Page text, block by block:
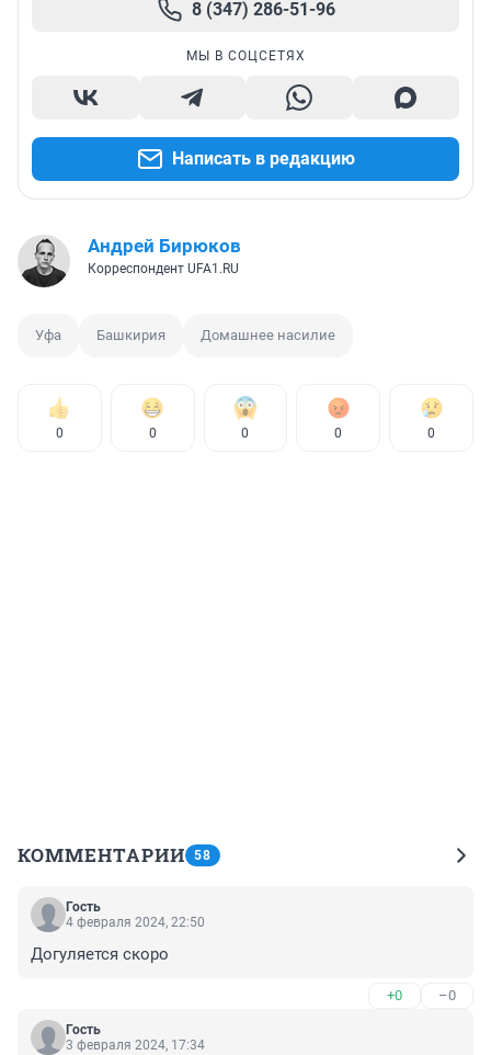
8 (347) 286-51-96
МЫ В СОЦСЕТЯХ
Написать в редакцию
Андрей Бирюков
Корреспондент UFA1.RU
Уфа Башкирия Домашнее насилие
0 0 0 0 0
КОММЕНТАРИИ 58
Гость
4 февраля 2024, 22:50
Догуляется скоро
+0 –0
Гость
3 февраля 2024, 17:34